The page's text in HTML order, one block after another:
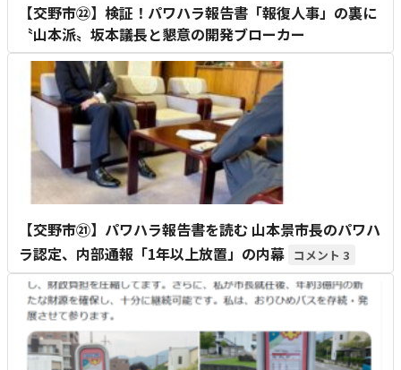
【交野市㉒】検証！パワハラ報告書「報復人事」の裏に
〝山本派〟坂本議長と懇意の開発ブローカー
【交野市㉑】パワハラ報告書を読む 山本景市長のパワハ
ラ認定、内部通報「1年以上放置」の内幕
3